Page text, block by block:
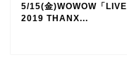
5/15(金)WOWOW「
2019 THANX...